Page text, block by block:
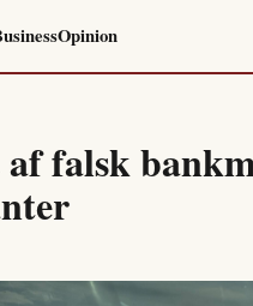
Opinion
falsk